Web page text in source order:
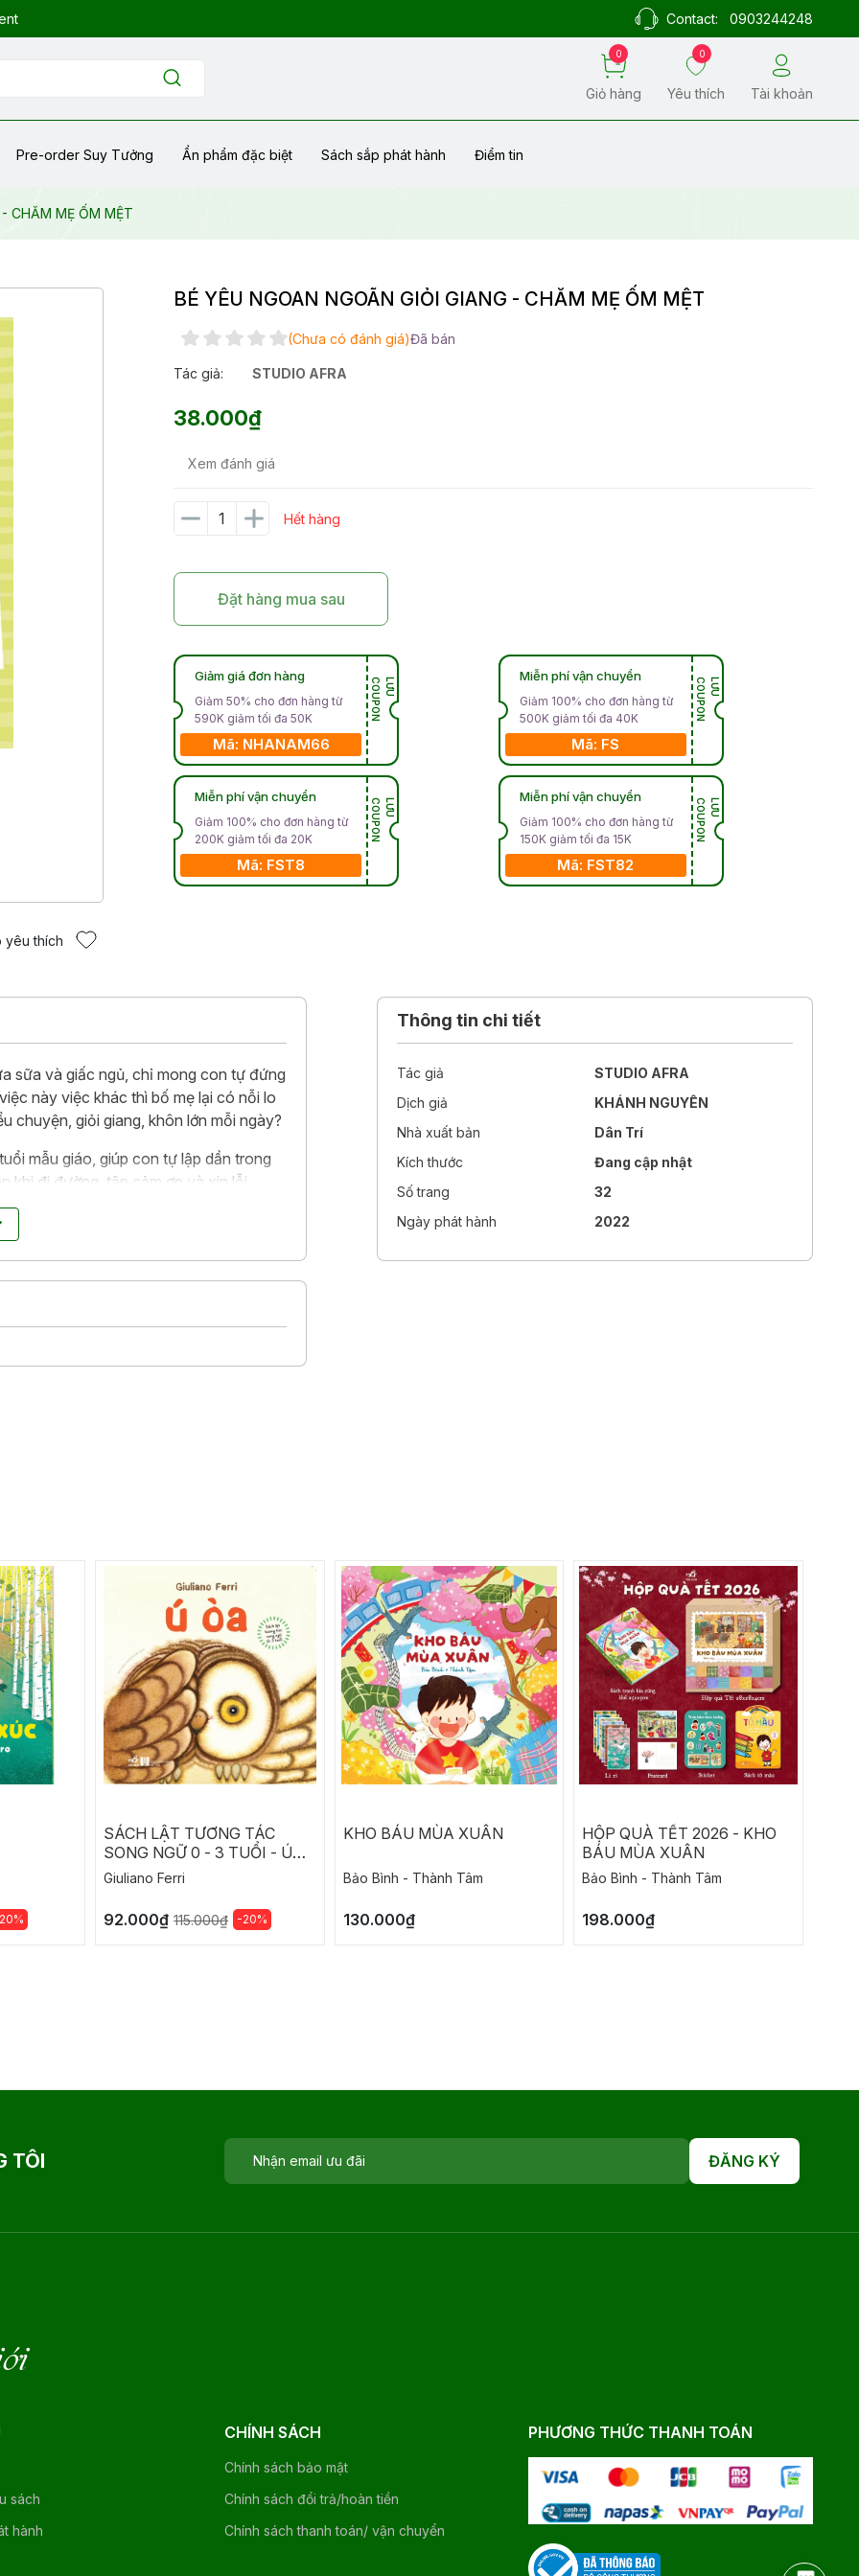
Contact: 0903244248
0
Giỏ hàng
0
Yêu thích Tài khoản
Pre-order Suy Tưởng Ẩn phẩm đặc biệt Sách sắp phát hành Điểm tin
- CHĂM MẸ ỐM MỆT
yêu thích
BÉ YÊU NGOAN NGOÃN GIỎI GIANG - CHĂM MẸ ỐM MỆT
(Chưa có đánh giá)Đã bán
Tác giả: STUDIO AFRA
38.000₫
Xem đánh giá
Hết hàng
Đặt hàng mua sau
Giảm giá đơn hàng
Giảm 50% cho đơn hàng từ
590K giảm tối đa 50K
Mã: NHANAM66
L
Ư
U
C
O
U
P
O
N
Miễn phí vận chuyển
Giảm 100% cho đơn hàng từ
200K giảm tối đa 20K
Mã: FST8
L
Ư
U
C
O
U
P
O
N
Miễn phí vận chuyển
Giảm 100% cho đơn hàng từ
500K giảm tối đa 40K
Mã: FS
L
Ư
U
C
O
U
P
O
N
Miễn phí vận chuyển
Giảm 100% cho đơn hàng từ
150K giảm tối đa 15K
Mã: FST82
L
Ư
U
C
O
U
P
O
N
sữa và giấc ngủ, chỉ mong con tự đứng
này việc khác thì bố mẹ lại có nỗi lo
chuyện, giỏi giang, khôn lớn mỗi ngày?
mẫu giáo, giúp con tự lập dần trong
đi đường, tập cảm ơn và xin lỗi...
cuộc sống của mỗi em bé. Nào là
nào là dạy bé biết cách cảm ơn và
như cùng ăn sinh nhật với bạn bè,
Thông tin chi tiết
Tác giả
STUDIO AFRA
Dịch giả
KHÁNH NGUYÊN
Nhà xuất bản
Dân Trí
Kích thước
Đang cập nhật
Số trang
32
Ngày phát hành
2022
SÁCH LẬT TƯƠNG TÁC
SONG NGỮ 0 - 3 TUỔI - Ú
OÀ
Giuliano Ferri
92.000₫ 115.000₫ -20%
KHO BÁU MÙA XUÂN
Bảo Bình - Thành Tâm
130.000₫
HỘP QUÀ TẾT 2026 - KHO
BÁU MÙA XUÂN
Bảo Bình - Thành Tâm
198.000₫
TÔI ĐĂNG KÝ
sách
hành
CHÍNH SÁCH
Chính sách bảo mật
Chính sách đổi trả/hoàn tiền
Chính sách thanh toán/ vận chuyển
PHƯƠNG THỨC THANH TOÁN